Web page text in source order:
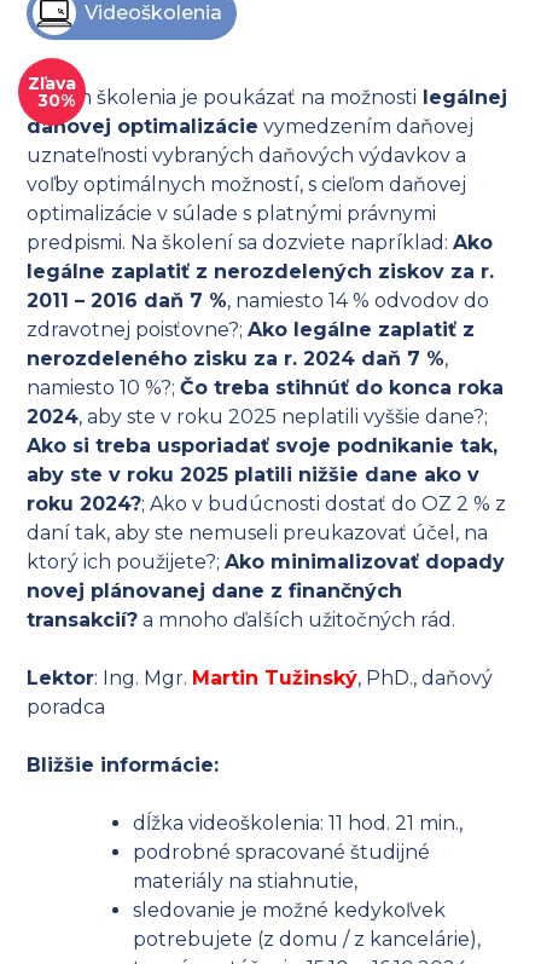
Videoškolenia
Zľava
30%
Cieľom školenia je poukázať na možnosti legálnej
daňovej optimalizácie vymedzením daňovej
uznateľnosti vybraných daňových výdavkov a
voľby optimálnych možností, s cieľom daňovej
optimalizácie v súlade s platnými právnymi
predpismi. Na školení sa dozviete napríklad:Ako
legálne zaplatiť z nerozdelených ziskov za r.
2011 – 2016 daň 7 %, namiesto 14 % odvodov do
zdravotnej poisťovne?;Ako legálne zaplatiť z
nerozdeleného zisku za r. 2024 daň 7 %,
namiesto 10 %?;Čo treba stihnúť do konca roka
2024, aby ste v roku 2025 neplatili vyššie dane?;
Ako si treba usporiadať svoje podnikanie tak,
aby ste v roku 2025 platili nižšie dane ako v
roku 2024?; Ako v budúcnosti dostať do OZ 2 % z
daní tak, aby ste nemuseli preukazovať účel, na
ktorý ich použijete?;Ako minimalizovať dopady
novej plánovanej dane z finančných
transakcií? a mnoho ďalších užitočných rád.
Lektor: Ing. Mgr. Martin Tužinský, PhD., daňový
poradca
Bližšie informácie:
dĺžka videoškolenia: 11 hod. 21 min.,
podrobné spracované študijné
materiály na stiahnutie,
sledovanie je možné kedykoľvek
potrebujete (z domu / z kancelárie),